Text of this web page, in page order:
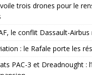
trois drones pour le
le conflit Dassault-Airbus
: le Rafale porte les
PAC-3 et Dreadnought :